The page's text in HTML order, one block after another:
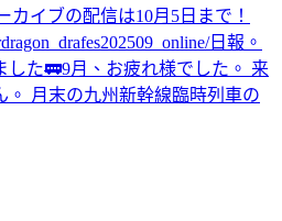
カイブの配信は10月5日まで！
日報。
した🚃9月、お疲れ様でした。 来
。 月末の九州新幹線臨時列車の